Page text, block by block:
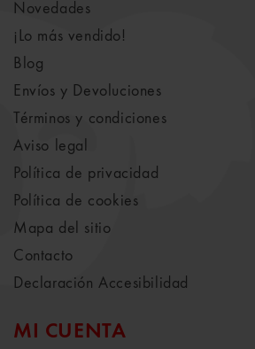
Novedades
¡Lo más vendido!
Blog
Envíos y Devoluciones
Términos y condiciones
Aviso legal
Política de privacidad
Política de cookies
Mapa del sitio
Contacto
Declaración Accesibilidad
MI CUENTA